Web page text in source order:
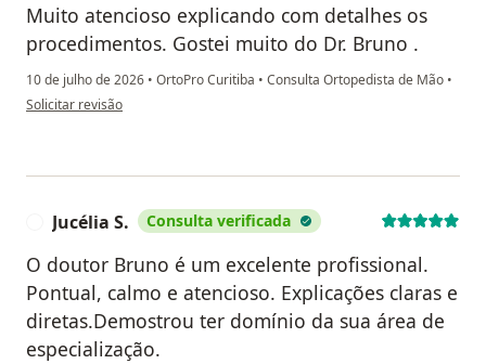
Muito atencioso explicando com detalhes os
procedimentos. Gostei muito do Dr. Bruno .
10 de julho de 2026 • OrtoPro Curitiba • Consulta Ortopedista de Mão •
na opinião do utilizador Tânia Chiamulera
Solicitar revisão
Jucélia S. Consulta verificada
O doutor Bruno é um excelente profissional.
Pontual, calmo e atencioso. Explicações claras e
diretas.Demostrou ter domínio da sua área de
especialização.